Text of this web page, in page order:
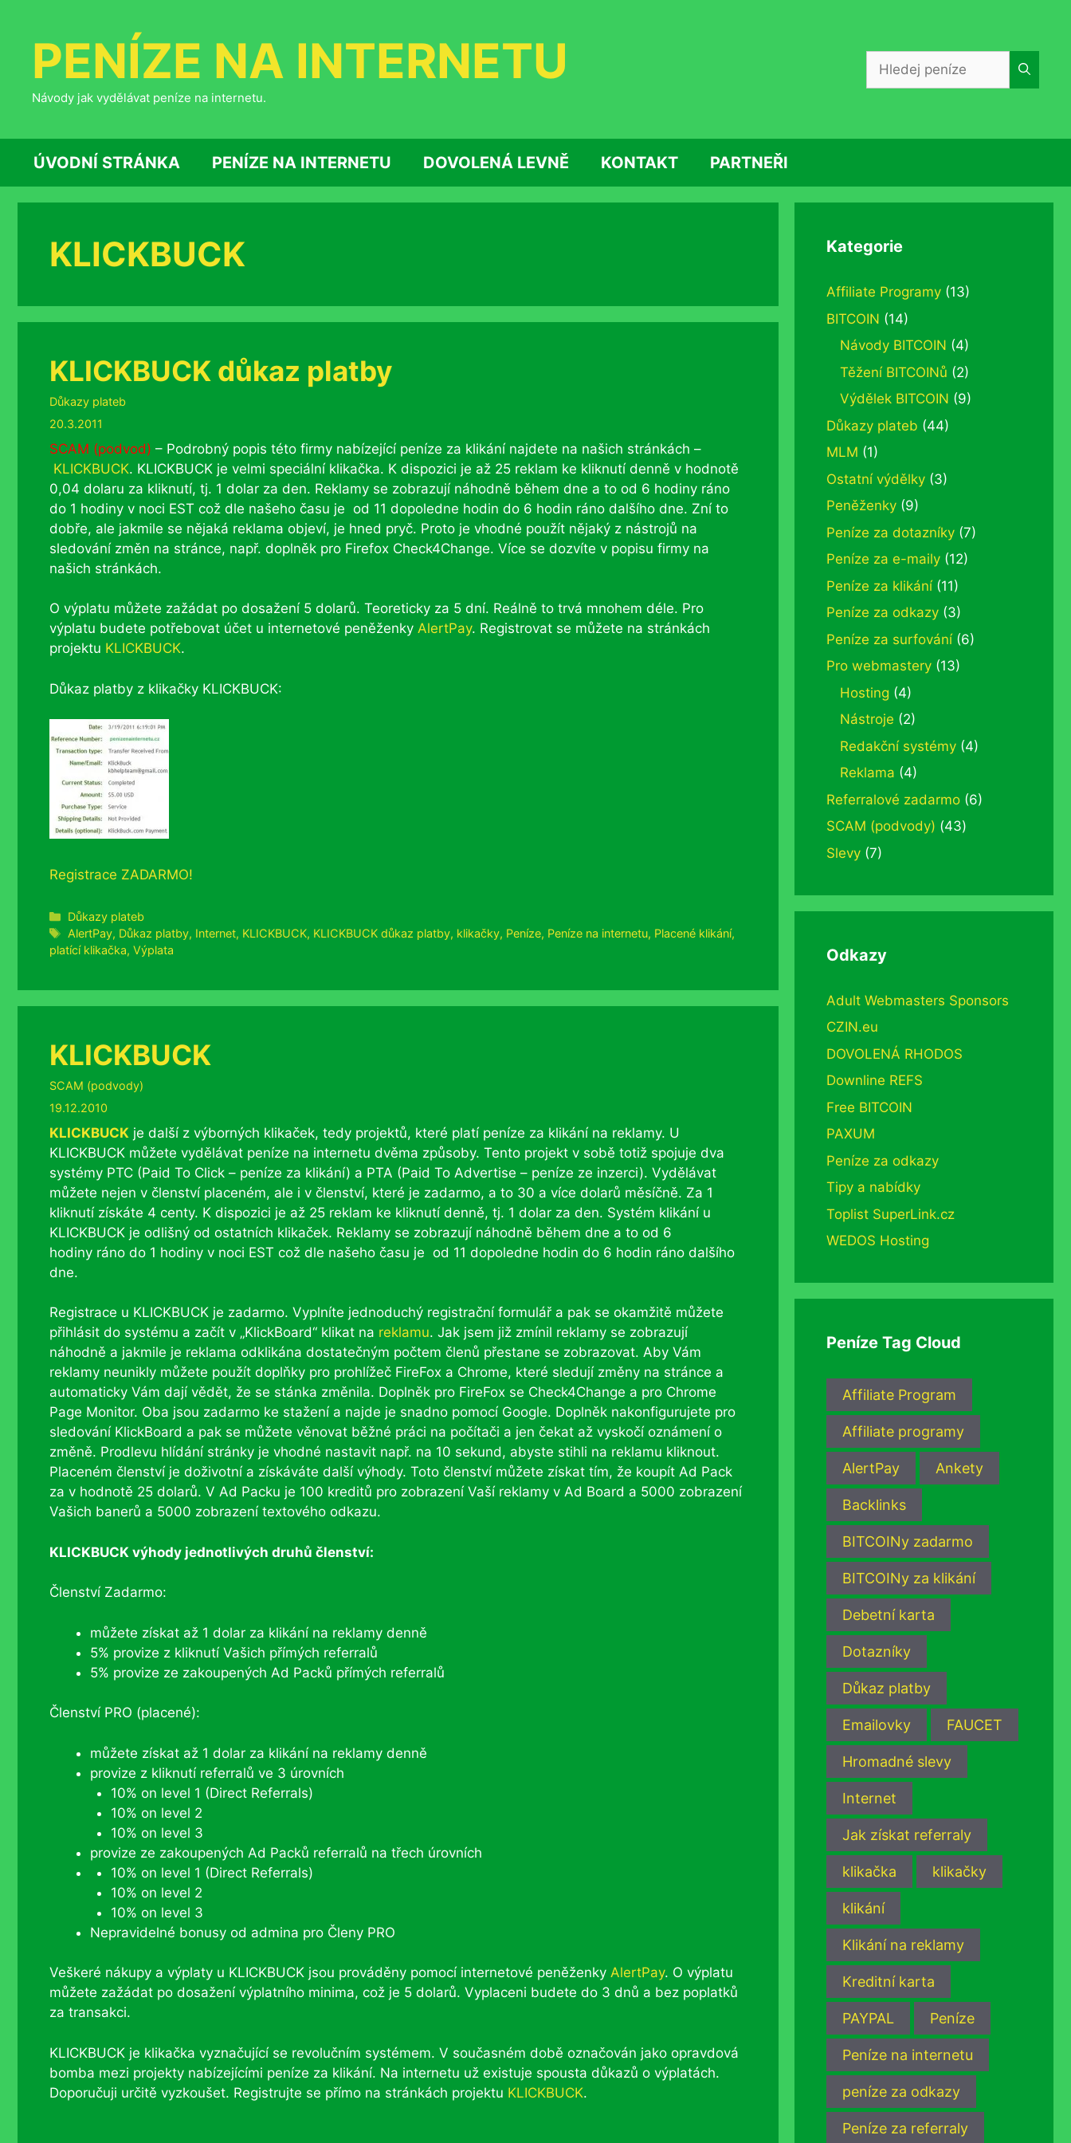
obsahPENÍZE NA INTERNETU
Návody jak vydělávat peníze na internetu.
ÚVODNÍ STRÁNKA PENÍZE NA INTERNETU DOVOLENÁ LEVNĚ KONTAKT PARTNEŘI
KLICKBUCK
KLICKBUCK důkaz platby
Rubriky
Důkazy plateb
20.3.2011
SCAM (podvod) – Podrobný popis této firmy nabízející peníze za klikání najdete na našich stránkách –
KLICKBUCK. KLICKBUCK je velmi speciální klikačka. K dispozici je až 25 reklam ke kliknutí denně v hodnotě
0,04 dolaru za kliknutí, tj. 1 dolar za den. Reklamy se zobrazují náhodně během dne a to od 6 hodiny ráno
do 1 hodiny v noci EST což dle našeho času je od 11 dopoledne hodin do 6 hodin ráno dalšího dne. Zní to
dobře, ale jakmile se nějaká reklama objeví, je hned pryč. Proto je vhodné použít nějaký z nástrojů na
sledování změn na stránce, např. doplněk pro Firefox Check4Change. Více se dozvíte v popisu firmy na
našich stránkách.
O výplatu můžete zažádat po dosažení 5 dolarů. Teoreticky za 5 dní. Reálně to trvá mnohem déle. Pro
výplatu budete potřebovat účet u internetové peněženky AlertPay. Registrovat se můžete na stránkách
projektu KLICKBUCK.
Důkaz platby z klikačky KLICKBUCK:
Registrace ZADARMO!
Rubriky
Důkazy plateb
Štítky
AlertPay, Důkaz platby, Internet, KLICKBUCK, KLICKBUCK důkaz platby, klikačky, Peníze, Peníze na internetu, Placené klikání,
platící klikačka, Výplata
KLICKBUCK
Rubriky
SCAM (podvody)
19.12.2010
KLICKBUCK je další z výborných klikaček, tedy projektů, které platí peníze za klikání na reklamy. U
KLICKBUCK můžete vydělávat peníze na internetu dvěma způsoby. Tento projekt v sobě totiž spojuje dva
systémy PTC (Paid To Click – peníze za klikání) a PTA (Paid To Advertise – peníze ze inzerci). Vydělávat
můžete nejen v členství placeném, ale i v členství, které je zadarmo, a to 30 a více dolarů měsíčně. Za 1
kliknutí získáte 4 centy. K dispozici je až 25 reklam ke kliknutí denně, tj. 1 dolar za den. Systém klikání u
KLICKBUCK je odlišný od ostatních klikaček. Reklamy se zobrazují náhodně během dne a to od 6
hodiny ráno do 1 hodiny v noci EST což dle našeho času je od 11 dopoledne hodin do 6 hodin ráno dalšího
dne.
Registrace u KLICKBUCK je zadarmo. Vyplníte jednoduchý registrační formulář a pak se okamžitě můžete
přihlásit do systému a začít v „KlickBoard“ klikat na reklamu. Jak jsem již zmínil reklamy se zobrazují
náhodně a jakmile je reklama odklikána dostatečným počtem členů přestane se zobrazovat. Aby Vám
reklamy neunikly můžete použít doplňky pro prohlížeč FireFox a Chrome, které sledují změny na stránce a
automaticky Vám dají vědět, že se stánka změnila. Doplněk pro FireFox se Check4Change a pro Chrome
Page Monitor. Oba jsou zadarmo ke stažení a najde je snadno pomocí Google. Doplněk nakonfigurujete pro
sledování KlickBoard a pak se můžete věnovat běžné práci na počítači a jen čekat až vyskočí oznámení o
změně. Prodlevu hlídání stránky je vhodné nastavit např. na 10 sekund, abyste stihli na reklamu kliknout.
Placeném členství je doživotní a získáváte další výhody. Toto členství můžete získat tím, že koupít Ad Pack
za v hodnotě 25 dolarů. V Ad Packu je 100 kreditů pro zobrazení Vaší reklamy v Ad Board a 5000 zobrazení
Vašich banerů a 5000 zobrazení textového odkazu.
KLICKBUCK výhody jednotlivých druhů členství:
Členství Zadarmo:
můžete získat až 1 dolar za klikání na reklamy denně
5% provize z kliknutí Vašich přímých referralů
5% provize ze zakoupených Ad Packů přímých referralů
Členství PRO (placené):
můžete získat až 1 dolar za klikání na reklamy denně
provize z kliknutí referralů ve 3 úrovních
10% on level 1 (Direct Referrals)
10% on level 2
10% on level 3
provize ze zakoupených Ad Packů referralů na třech úrovních
10% on level 1 (Direct Referrals)
10% on level 2
10% on level 3
Nepravidelné bonusy od admina pro Členy PRO
Veškeré nákupy a výplaty u KLICKBUCK jsou prováděny pomocí internetové peněženky AlertPay. O výplatu
můžete zažádat po dosažení výplatního minima, což je 5 dolarů. Vyplaceni budete do 3 dnů a bez poplatků
za transakci.
KLICKBUCK je klikačka vyznačující se revolučním systémem. V současném době označován jako opravdová
bomba mezi projekty nabízejícími peníze za klikání. Na internetu už existuje spousta důkazů o výplatách.
Doporučuji určitě vyzkoušet. Registrujte se přímo na stránkách projektu KLICKBUCK.
Kategorie
Affiliate Programy (13)
BITCOIN (14)
Návody BITCOIN (4)
Těžení BITCOINů (2)
Výdělek BITCOIN (9)
Důkazy plateb (44)
MLM (1)
Ostatní výdělky (3)
Peněženky (9)
Peníze za dotazníky (7)
Peníze za e-maily (12)
Peníze za klikání(11)
Peníze za odkazy (3)
Peníze za surfování(6)
Pro webmastery (13)
Hosting (4)
Nástroje (2)
Redakční systémy (4)
Reklama (4)
Referralové zadarmo (6)
SCAM (podvody) (43)
Slevy (7)
Odkazy
Adult Webmasters Sponsors
CZIN.eu
DOVOLENÁ RHODOS
Downline REFS
Free BITCOIN
PAXUM
Peníze za odkazy
Tipy a nabídky
Toplist SuperLink.cz
WEDOS Hosting
Peníze Tag Cloud
Affiliate Program
Affiliate programy
AlertPay Ankety
Backlinks
BITCOINy zadarmo
BITCOINy za klikání
Debetní karta
Dotazníky
Důkaz platby
Emailovky FAUCET
Hromadné slevy
Internet
Jak získat referraly
klikačka klikačky
klikání
Klikání na reklamy
Kreditní karta
PAYPAL Peníze
Peníze na internetu
peníze za odkazy
Peníze za referraly